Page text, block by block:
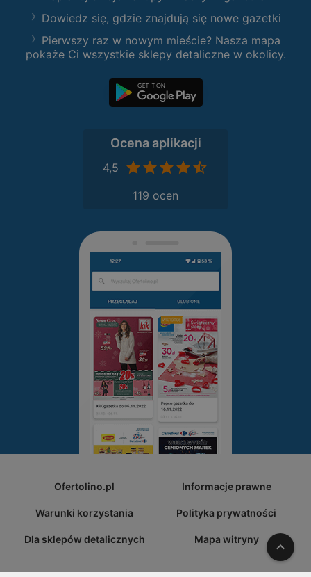
Dowiedz się, gdzie znajdują się nowe gazetki
Pierwszy raz w nowym mieście? Nasza mapa
pokaże Ci wszystkie sklepy detaliczne w okolicy.
Ocena aplikacji
4,5
119 ocen
Ofertolino.pl Informacje prawne
Warunki korzystania Polityka prywatności
Dla sklepów detalicznych Mapa witryny W